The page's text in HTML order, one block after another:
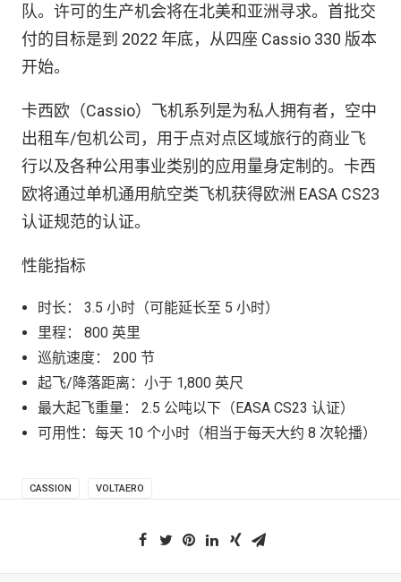
队。许可的生产机会将在北美和亚洲寻求。首批交
付的目标是到 2022 年底，从四座 Cassio 330 版本
开始。
卡西欧（Cassio）飞机系列是为私人拥有者，空中
出租车/包机公司，用于点对点区域旅行的商业飞
行以及各种公用事业类别的应用量身定制的。卡西
欧将通过单机通用航空类飞机获得欧洲 EASA CS23
认证规范的认证。
性能指标
时长： 3.5 小时（可能延长至 5 小时）
里程： 800 英里
巡航速度： 200 节
起飞/降落距离：小于 1,800 英尺
最大起飞重量： 2.5 公吨以下（EASA CS23 认证）
可用性：每天 10 个小时（相当于每天大约 8 次轮播）
CASSION VOLTAERO